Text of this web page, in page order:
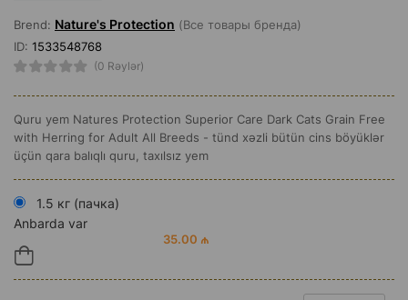
Brend: Nature's Protection (Все товары бренда)
ID: 1533548768
(0 Rəylər)
Quru yem Natures Protection Superior Care Dark Cats Grain Free
with Herring for Adult All Breeds - tünd xəzli bütün cins böyüklər
üçün qara balıqlı quru, taxılsız yem
1.5 кг (пачка)
Anbarda var
35.00 ₼